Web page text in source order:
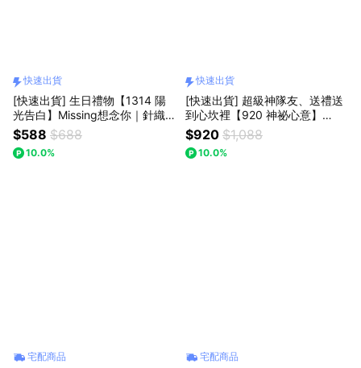
快速出貨
[快速出貨] 生日禮物【1314 陽
光告白】Missing想念你｜針織
向日葵擺件：妳是我的小太陽，
讓溫暖充滿每個角落
$588 $688
10.0%
快速出貨
[快速出貨] 超級神隊友、送禮送
到心坎裡【920 神祕心意】
【【1+1組合(玫瑰花束+草莓熊
玩偶】】 Missing想念你｜心型
漸層粉玫瑰花束！1314情人節/
$920 $1,088
10.0%
宅配商品 宅配商品